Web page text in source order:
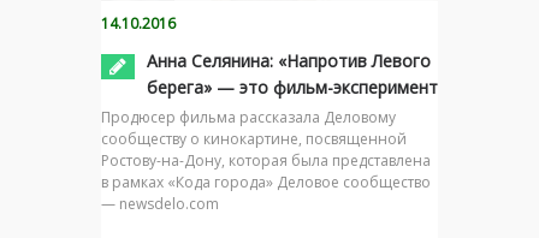
14.10.2016
Анна Селянина: «Напротив Левого
берега» — это фильм-эксперимент
Продюсер фильма рассказала Деловому
сообществу о кинокартине, посвященной
Ростову-на-Дону, которая была представлена
в рамках «Кода города» Деловое сообщество
— newsdelo.com